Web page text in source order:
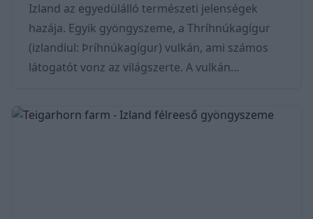
Izland az egyedülálló természeti jelenségek
hazája. Egyik gyöngyszeme, a Thríhnúkagígur
(izlandiul: Þríhnúkagígur) vulkán, ami számos
látogatót vonz az világszerte. A vulkán
izgalmas történetének felfedezése
mindenképpen szerepeljen a listánkon, ha a